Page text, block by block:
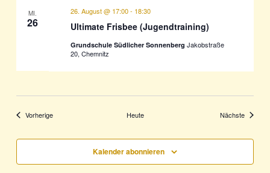
MI.
26 Ultimate Frisbee (Jugendtraining)
26. August @ 17:00- 18:30
Grundschule Südlicher Sonnenberg Jakobstraße
20, Chemnitz
VorherigeVeranstaltungen Heute Nächste
Kalender abonnieren